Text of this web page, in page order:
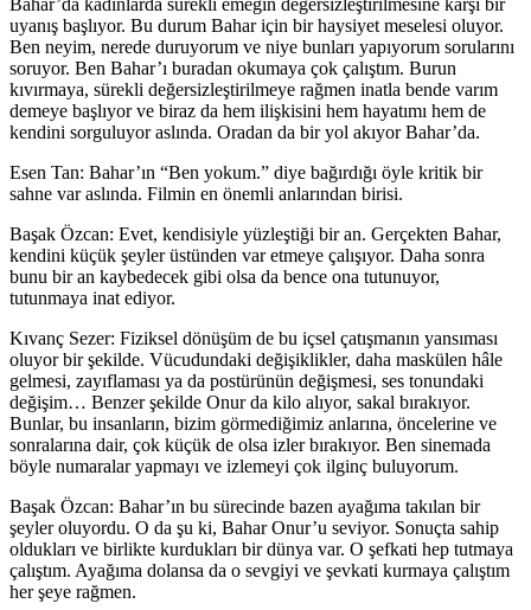
uyanış başlıyor. Bu durum Bahar için bir haysiyet meselesi oluyor.
Ben neyim, nerede duruyorum ve niye bunları yapıyorum sorularını
soruyor. Ben Bahar’ı buradan okumaya çok çalıştım. Burun
kıvırmaya, sürekli değersizleştirilmeye rağmen inatla bende varım
demeye başlıyor ve biraz da hem ilişkisini hem hayatımı hem de
kendini sorguluyor aslında. Oradan da bir yol akıyor Bahar’da.
Esen Tan: Bahar’ın “Ben yokum.” diye bağırdığı öyle kritik bir
sahne var aslında. Filmin en önemli anlarından birisi.
Başak Özcan: Evet, kendisiyle yüzleştiği bir an. Gerçekten Bahar,
kendini küçük şeyler üstünden var etmeye çalışıyor. Daha sonra
bunu bir an kaybedecek gibi olsa da bence ona tutunuyor,
tutunmaya inat ediyor.
Kıvanç Sezer: Fiziksel dönüşüm de bu içsel çatışmanın yansıması
oluyor bir şekilde. Vücudundaki değişiklikler, daha maskülen hâle
gelmesi, zayıflaması ya da postürünün değişmesi, ses tonundaki
değişim… Benzer şekilde Onur da kilo alıyor, sakal bırakıyor.
Bunlar, bu insanların, bizim görmediğimiz anlarına, öncelerine ve
sonralarına dair, çok küçük de olsa izler bırakıyor. Ben sinemada
böyle numaralar yapmayı ve izlemeyi çok ilginç buluyorum.
Başak Özcan: Bahar’ın bu sürecinde bazen ayağıma takılan bir
şeyler oluyordu. O da şu ki, Bahar Onur’u seviyor. Sonuçta sahip
oldukları ve birlikte kurdukları bir dünya var. O şefkati hep tutmaya
çalıştım. Ayağıma dolansa da o sevgiyi ve şevkati kurmaya çalıştım
her şeye rağmen.